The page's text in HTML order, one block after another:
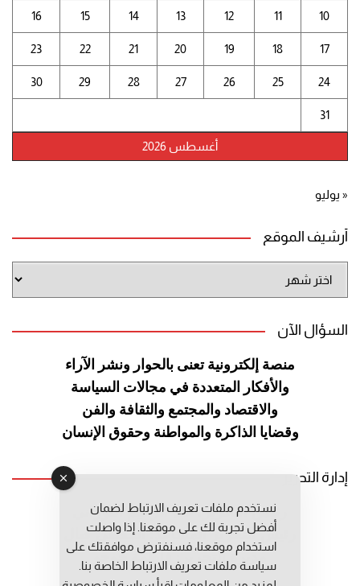
أغسطس 2026
10
11
12
13
14
15
16
17
18
19
20
21
22
23
24
25
26
27
28
29
30
31
« يوليو
أرشيف الموقع
الموقع
السؤال الآن
منصة إلكترونية تعنى بالحوار ونشر الآراء
والأفكار المتعددة في مجالات السياسة
والاقتصاد والمجتمع والثقافة والفن
وقضايا الذاكرة والمواطنة وحقوق الإنسان
إدارة التحرير
رئيس التحرير: عبد الرحيم التوراني
رئيس التحرير المساعد: المعطي قبال
مديرة التحرير: فاطمة حوحو
نستخدم ملفات تعريف الارتباط لضمان
أفضل تجربة لك على موقعنا. إذا واصلت
استخدام موقعنا، فسنفترض موافقتك على
سياسة ملفات تعريف الارتباط الخاصة بنا.